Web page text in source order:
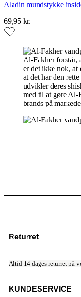
Aladin mundstykke
69,95 kr.
Al-Fakher forstår,
er det ikke nok, at
at det har den
udvikler deres
med til at gøre Al-
brands på
Returret
Altid 14 dages returret på
KUNDESERVICE